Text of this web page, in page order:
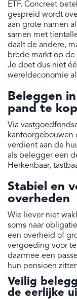
ETF. Concreet
gespreid wordt
aan grote namen
samen met
daalt de andere,
brede markt op
Je doet dus niet
wereldeconomie
Beleggen
pand te
Via
kantoorgebouwen
verdient aan de
als belegger een
Herkenbaar,
Stabiel en
overheden
Wie liever niet
soms naar
een overheid of
vergoeding voor
daarmee een
hun pensioen
Veilig
de eerlijke